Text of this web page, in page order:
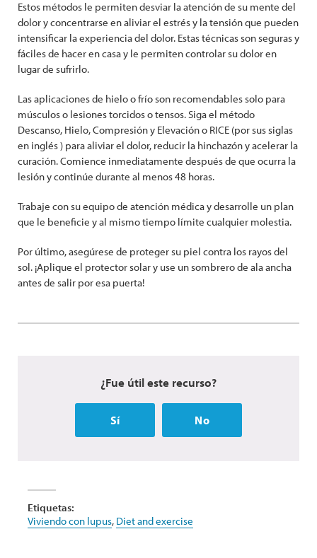
Estos métodos le permiten desviar la atención de su mente del
dolor y concentrarse en aliviar el estrés y la tensión que pueden
intensificar la experiencia del dolor. Estas técnicas son seguras y
fáciles de hacer en casa y le permiten controlar su dolor en
lugar de sufrirlo.
Las aplicaciones de hielo o frío son recomendables solo para
músculos o lesiones torcidos o tensos. Siga el método
Descanso, Hielo, Compresión y Elevación o RICE (por sus siglas
en inglés ) para aliviar el dolor, reducir la hinchazón y acelerar la
curación. Comience inmediatamente después de que ocurra la
lesión y continúe durante al menos 48 horas.
Trabaje con su equipo de atención médica y desarrolle un plan
que le beneficie y al mismo tiempo límite cualquier molestia.
Por último, asegúrese de proteger su piel contra los rayos del
sol. ¡Aplique el protector solar y use un sombrero de ala ancha
antes de salir por esa puerta!
¿Fue útil este recurso?
Sí No
Etiquetas:
Viviendo con lupus, Diet and exercise